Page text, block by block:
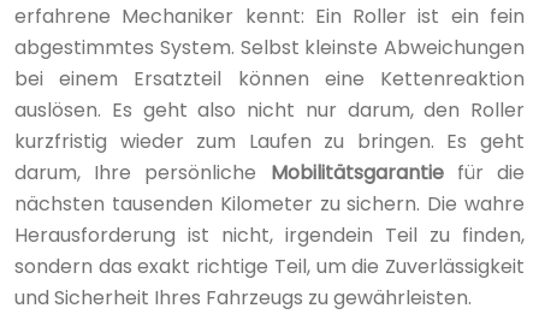
erfahrene Mechaniker kennt: Ein Roller ist ein fein
abgestimmtes System. Selbst kleinste Abweichungen
bei einem Ersatzteil können eine Kettenreaktion
auslösen. Es geht also nicht nur darum, den Roller
kurzfristig wieder zum Laufen zu bringen. Es geht
darum, Ihre persönliche Mobilitätsgarantiefür die
nächsten tausenden Kilometer zu sichern. Die wahre
Herausforderung ist nicht, irgendein Teil zu finden,
sondern das exakt richtige Teil, um die Zuverlässigkeit
und Sicherheit Ihres Fahrzeugs zu gewährleisten.